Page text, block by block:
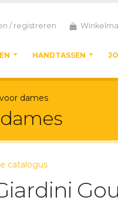
/ registreren
HANDTASSEN
dames
catalogus